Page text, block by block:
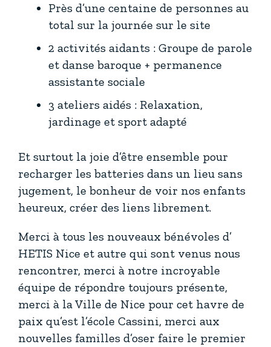
Près d’une centaine de personnes au
total sur la journée sur le site
2 activités aidants : Groupe de parole
et danse baroque + permanence
assistante sociale
3 ateliers aidés : Relaxation,
jardinage et sport adapté
Et surtout la joie d’être ensemble pour
recharger les batteries dans un lieu sans
jugement, le bonheur de voir nos enfants
heureux, créer des liens librement.
Merci à tous les nouveaux bénévoles d’
HETIS Nice et autre qui sont venus nous
rencontrer, merci à notre incroyable
équipe de répondre toujours présente,
merci à la Ville de Nice pour cet havre de
paix qu’est l’école Cassini, merci aux
nouvelles familles d’oser faire le premier